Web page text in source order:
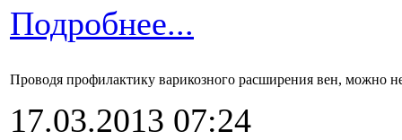
Подробнее...
Проводя профилактику варикозного расширения вен, можно
17.03.2013 07:24